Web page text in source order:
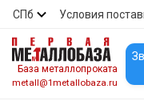
СПб Условия
Скидки Прайс
База металлопроката
metall@1metallobaza.ru